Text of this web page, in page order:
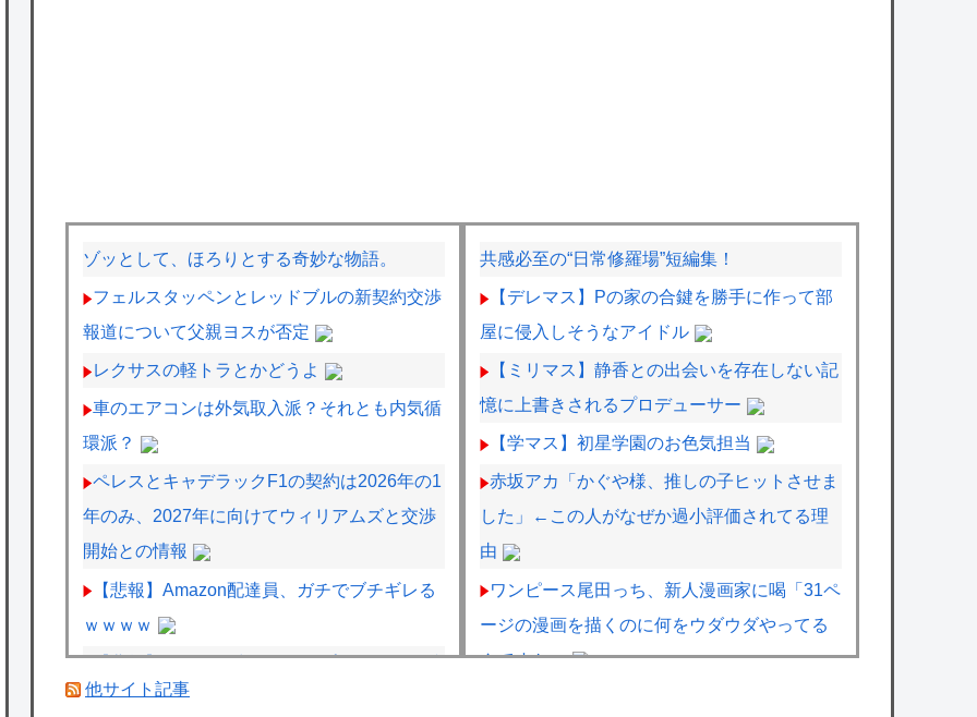
ゾッとして、ほろりとする奇妙な物語。
フェルスタッペンとレッドブルの新契約交渉
報道について父親ヨスが否定
レクサスの軽トラとかどうよ
車のエアコンは外気取入派？それとも内気循
環派？
ペレスとキャデラックF1の契約は2026年の1
年のみ、2027年に向けてウィリアムズと交渉
開始との情報
【悲報】Amazon配達員、ガチでブチギレる
ｗｗｗｗ
【悲報】女さん、少年ジャンプのグッズ43億
円分を注文・キャンセルして逮捕されるｗｗ
共感必至の“日常修羅場”短編集！
【デレマス】Pの家の合鍵を勝手に作って部
屋に侵入しそうなアイドル
【ミリマス】静香との出会いを存在しない記
憶に上書きされるプロデューサー
【学マス】初星学園のお色気担当
赤坂アカ「かぐや様、推しの子ヒットさせま
した」←この人がなぜか過小評価されてる理
由
ワンピース尾田っち、新人漫画家に喝「31ペ
ージの漫画を描くのに何をウダウダやってる
んですか」
他サイト記事